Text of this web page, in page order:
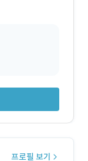
프로필 보기